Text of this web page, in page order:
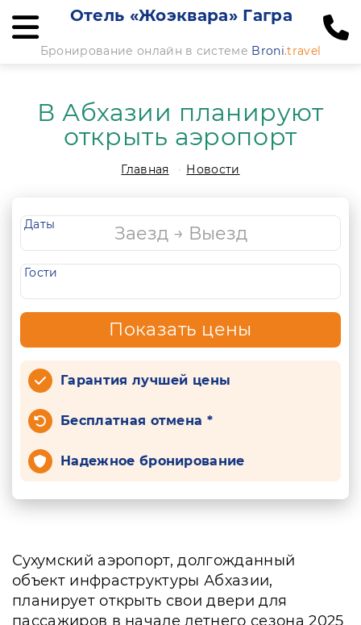
Отель «Жоэквара» Гагра
Бронирование онлайн в системе Broni.travel
В Абхазии планируют
открыть аэропорт
Главная Новости
Даты
Гости
Показать цены
Гарантия лучшей цены
Бесплатная отмена *
Надежное бронирование
Сухумский аэропорт, долгожданный
объект инфраструктуры Абхазии,
планирует открыть свои двери для
пассажиров в начале летнего сезона 2025